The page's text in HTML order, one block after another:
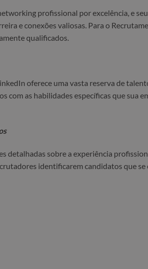
profissional por excelência, e
e conexões valiosas. Para o
qualificados.
oferece uma vasta reserva de
com as habilidades específicas que sua
detalhadas sobre a experiência
identificarem candidatos que